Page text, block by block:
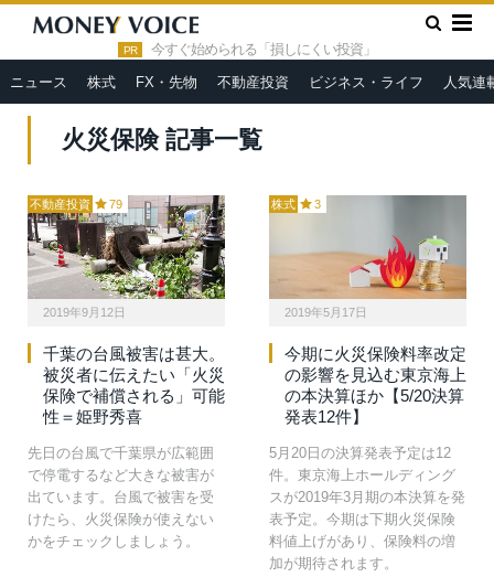
PR 今すぐ始められる「損しにくい投資」
ニュース 株式 FX・先物 不動産投資 ビジネス・ライフ 人気連
HOME » 火災保険
火災保険 記事一覧
不動産投資 79
2019年9月12日
千葉の台風被害は甚大。
被災者に伝えたい「火災
保険で補償される」可能
性＝姫野秀喜
先日の台風で千葉県が広範囲
で停電するなど大きな被害が
出ています。台風で被害を受
けたら、火災保険が使えない
かをチェックしましょう。
株式 3
2019年5月17日
今期に火災保険料率改定
の影響を見込む東京海上
の本決算ほか【5/20決算
発表12件】
5月20日の決算発表予定は12
件。東京海上ホールディング
スが2019年3月期の本決算を発
表予定。今期は下期火災保険
料値上げがあり、保険料の増
加が期待されます。